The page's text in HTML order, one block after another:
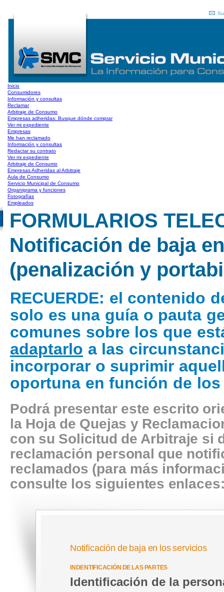
Inicio
Consumidores
Información y consultas
Reclamar
Arbitraje de Consumo
Empresas adheridas: Busque dónde comprar
Ver mi expediente
Empresas
Me han reclamado
Información y consultas
Redactar su contrato
Ver mi expediente
Arbitraje de Consumo
Empresas Adheridas al Arbitraje
Aula de Consumo
Servicio Municipal de Consumo
Organigrama y funciones
Fotografías
Empleados
FORMULARIOS
Notificación de baja
(penalización y
RECUERDE: el contenido
solo es una guía o pauta
comunes sobre los que
adaptarlo a las
incorporar o suprimir
oportuna en función de
Podrá presentar este escrito
la Hoja de Quejas y
con su Solicitud de Arbitraje si
reclamación personal que
reclamados (para más
consulte los siguientes
Notificación de baja en los servicios
INDENTIFICACIÓN DE LAS PARTES
Identificación de la